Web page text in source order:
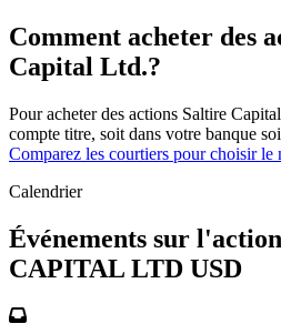
Comment acheter des
Capital Ltd.?
Pour acheter des actions Saltire
compte titre, soit dans votre banque
Comparez les courtiers pour choisir le
Calendrier
Événements sur
CAPITAL LTD USD